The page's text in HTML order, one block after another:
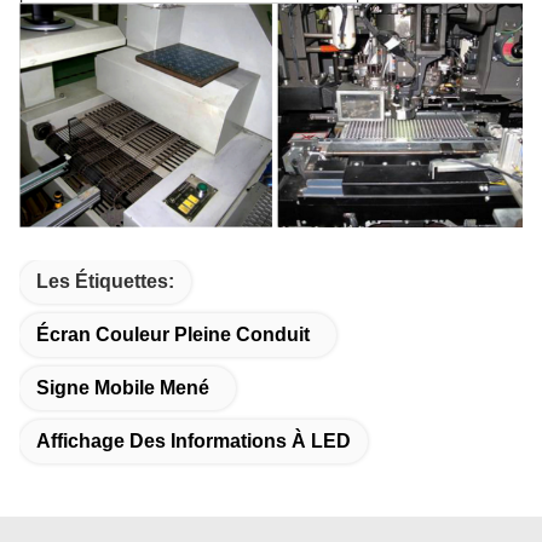
Les Étiquettes:
Écran Couleur Pleine Conduit
Signe Mobile Mené
Affichage Des Informations À LED